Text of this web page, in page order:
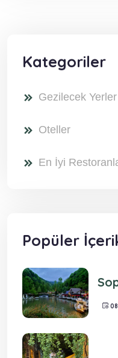
Kategoriler
Gezilecek Yerler
Oteller
En İyi
Popüler